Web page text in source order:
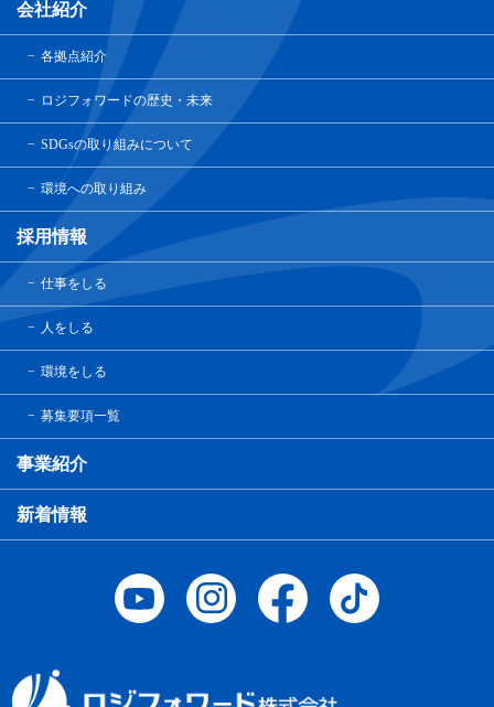
会社紹介
各拠点紹介
ロジフォワードの歴史・未来
SDGsの取り組みについて
環境への取り組み
採用情報
仕事をしる
人をしる
環境をしる
募集要項一覧
事業紹介
新着情報